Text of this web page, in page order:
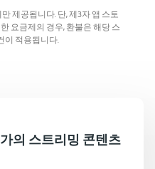
제공됩니다. 단, 제3자 앱 스토
요금제의 경우, 환불은 해당 스
이 적용됩니다.
의 스트리밍 콘텐츠